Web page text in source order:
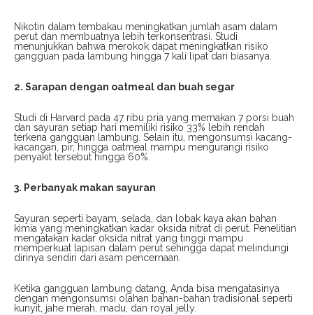
Nikotin dalam tembakau meningkatkan jumlah asam dalam
perut dan membuatnya lebih terkonsentrasi. Studi
menunjukkan bahwa merokok dapat meningkatkan risiko
gangguan pada lambung hingga 7 kali lipat dari biasanya.
2. Sarapan dengan oatmeal dan buah segar
Studi di Harvard pada 47 ribu pria yang memakan 7 porsi buah
dan sayuran setiap hari memiliki risiko 33% lebih rendah
terkena gangguan lambung. Selain itu, mengonsumsi kacang-
kacangan, pir, hingga oatmeal mampu mengurangi risiko
penyakit tersebut hingga 60%.
3. Perbanyak makan sayuran
Sayuran seperti bayam, selada, dan lobak kaya akan bahan
kimia yang meningkatkan kadar oksida nitrat di perut. Penelitian
mengatakan kadar oksida nitrat yang tinggi mampu
memperkuat lapisan dalam perut sehingga dapat melindungi
dirinya sendiri dari asam pencernaan.
Ketika gangguan lambung datang, Anda bisa mengatasinya
dengan mengonsumsi olahan bahan-bahan tradisional seperti
kunyit, jahe merah, madu, dan royal jelly.